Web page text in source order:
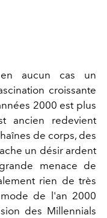
aucun cas un
croissante
2000 est plus
ancien redevient
de corps, des
un désir ardent
menace de
rien de très
de l'an 2000
des Millennials